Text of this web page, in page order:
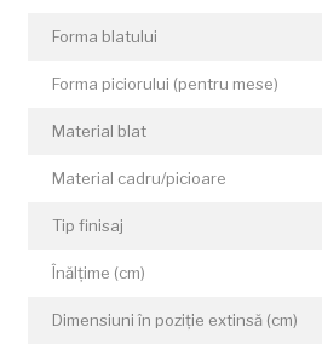
Forma blatului
Forma piciorului (pentru mese)
Material blat
Material cadru/picioare
Tip finisaj
Înălțime (cm)
Dimensiuni în poziție extinsă (cm)